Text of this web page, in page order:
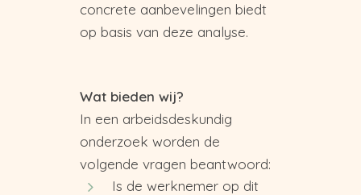
concrete aanbevelingen biedt
op basis van deze analyse.
Wat bieden wij?
In een arbeidsdeskundig
onderzoek worden de
volgende vragen beantwoord:
Is de werknemer op dit